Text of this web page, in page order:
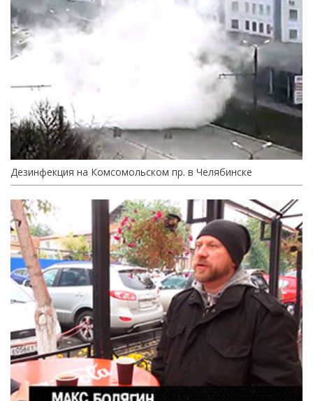
Дезинфекция на Комсомольском пр. в Челябинске